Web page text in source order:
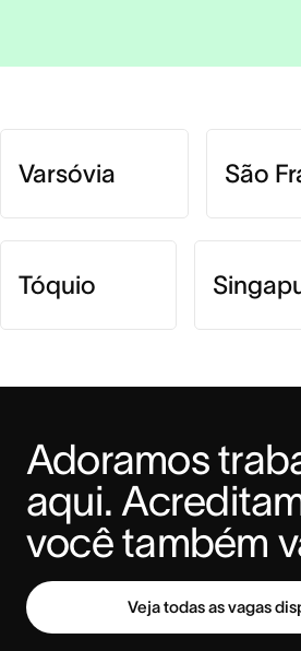
Varsóvia São
Tóquio
Adoramos
aqui.
você também
Veja todas as vagas